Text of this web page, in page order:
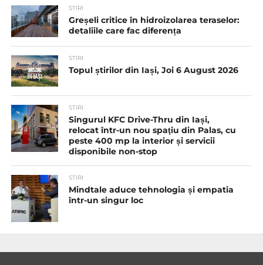
STIRI
Greșeli critice în hidroizolarea teraselor:
detaliile care fac diferența
STIRI
Topul știrilor din Iași, Joi 6 August 2026
STIRI
Singurul KFC Drive-Thru din Iași,
relocat într-un nou spaţiu din Palas, cu
peste 400 mp la interior și servicii
disponibile non-stop
STIRI
Mindtale aduce tehnologia și empatia
într-un singur loc